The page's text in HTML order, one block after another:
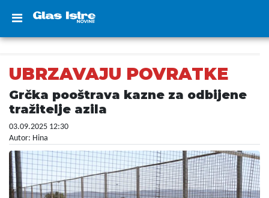
UBRZAVAJU POVRATKE
Grčka pooštrava kazne za odbijene
tražitelje azila
03.09.2025 12:30
Autor: Hina